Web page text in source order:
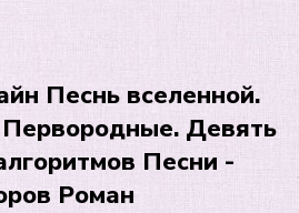
Песнь вселенной.
Первородные. Девять
Песни -
Роман